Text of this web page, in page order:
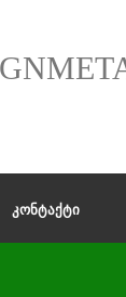
ᲙᲝᲜᲢᲐᲥᲢᲘ